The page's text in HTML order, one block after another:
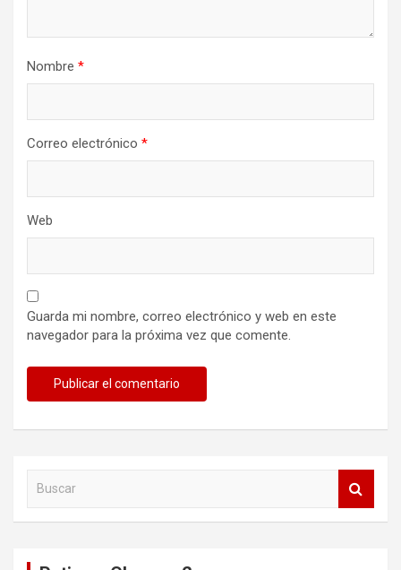
Nombre *
Correo electrónico *
Web
Guarda mi nombre, correo electrónico y web en este
navegador para la próxima vez que comente.